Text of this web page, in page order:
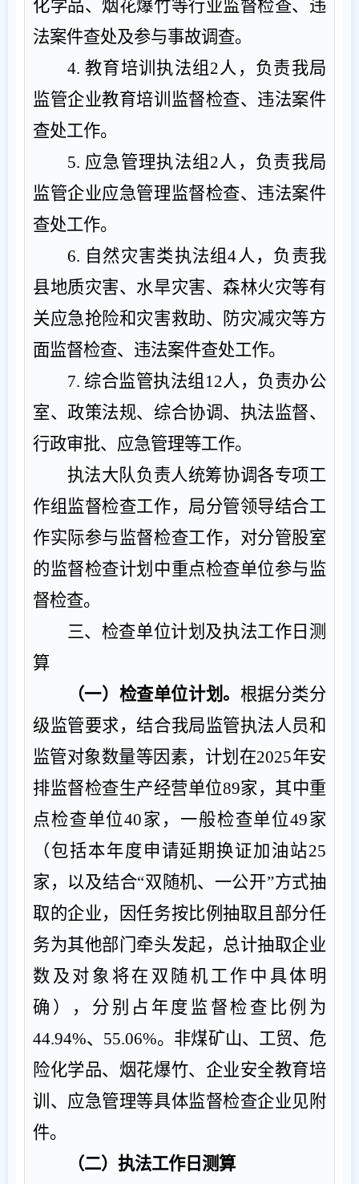
化学品、烟花爆竹等行业监督检查、违
法案件查处及参与事故调查。
4. 教育培训执法组 2 人 ， 负责我局
监管企业教育培训监督检查、违法案件
查处工作。
5. 应急管理执法组 2 人，负责我局
监管企业应急管理监督检查、违法案件
查处工作。
6. 自然灾害类执法组4 人，负责我
县地质灾害、水旱灾害、森林火灾等有
关应急抢险和灾害救助、防灾减灾等方
面监督检查、违法案件查处工作。
7. 综合监管执法组 12人，负责办公
室、政策法规、综合协调、执法监督、
行政审批、应急管理等工作。
执法大队负责人统筹协调各专项工
作组监督检查工作，局分管领导结合工
作实际参与监督检查工作， 对分管股室
的监督检查计划中重点检查单位参与监
督检查。
三、检查单位计划及执法工作日测
算
（一）检查单位计划 。 根据分类分
级监管要求，结合我局监管执法人员和
监管对象数量等因素，计划在2025年安
排监督检查生产经营单位89家，其中重
点检查单位40家 ， 一般检查单位49家
（包括本年度申请延期换证加油站25
家，以及结合“双随机、一公开”方式抽
取的企业，因任务按比例抽取且部分任
务为其他部门牵头发起，总计抽取企业
数及对象将在双随机工作中具体明
确），分别占年度监督检查比例为
44.94%、 55.06%。非煤矿山、工贸、危
险化学品、烟花爆竹、企业安全教育培
训、应急管理等具体监督检查企业见附
件。
（二）执法工作日测算